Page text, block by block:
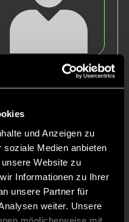
und Anzeigen zu
soziale Medien anbieten
Website zu
Informationen zu Ihrer
unsere Partner für
weiter. Unsere